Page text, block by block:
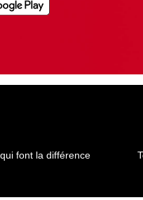
font la différence